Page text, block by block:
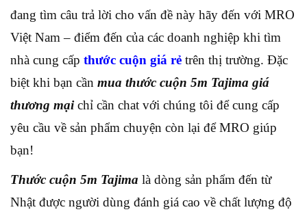
đang tìm câu trả lời cho vấn đề này hãy đến với MRO
Việt Nam – điểm đến của các doanh nghiệp khi tìm
nhà cung cấp thước cuộn giá rẻ trên thị trường. Đặc
biệt khi bạn cần mua thước cuộn 5m Tajima giá
thương mại chỉ cần chat với chúng tôi để cung cấp
yêu cầu về sản phẩm chuyện còn lại để MRO giúp
bạn!
Thước cuộn 5m Tajima là dòng sản phẩm đến từ
Nhật được người dùng đánh giá cao về chất lượng độ